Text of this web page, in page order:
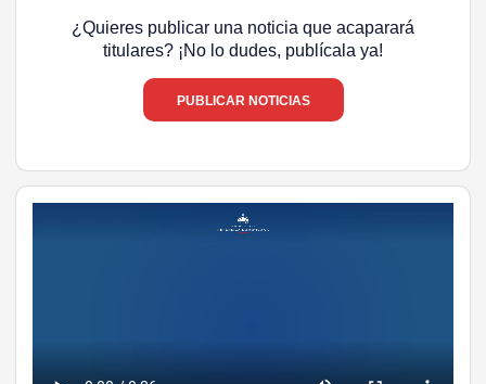
¿Quieres publicar una noticia que acaparará
titulares? ¡No lo dudes, publícala ya!
PUBLICAR NOTICIAS